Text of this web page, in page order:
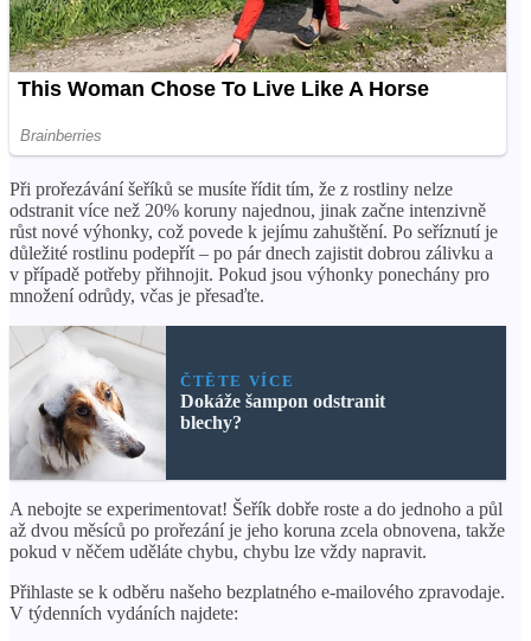
Při prořezávání šeříků se musíte řídit tím, že z rostliny nelze
odstranit více než 20% koruny najednou, jinak začne intenzivně
růst nové výhonky, což povede k jejímu zahuštění. Po seříznutí je
důležité rostlinu podepřít – po pár dnech zajistit dobrou zálivku a
v případě potřeby přihnojit. Pokud jsou výhonky ponechány pro
množení odrůdy, včas je přesaďte.
ČTĚTE VÍCE
Dokáže šampon odstranit
blechy?
A nebojte se experimentovat! Šeřík dobře roste a do jednoho a půl
až dvou měsíců po prořezání je jeho koruna zcela obnovena, takže
pokud v něčem uděláte chybu, chybu lze vždy napravit.
Přihlaste se k odběru našeho bezplatného e-mailového zpravodaje.
V týdenních vydáních najdete: